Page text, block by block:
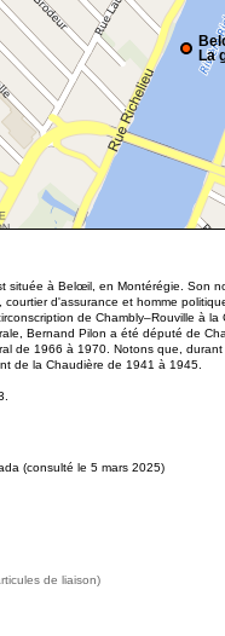
La
située à Belœil, en Montérégie. Son
d'assurance et homme
de Chambly–Rouville à
Bernand Pilon a été député de
de 1966 à 1970. Notons que,
de la Chaudière de 1941 à 1945.
(consulté le 5 mars 2025)
de liaison)